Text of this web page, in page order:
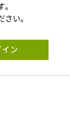
い。
ン